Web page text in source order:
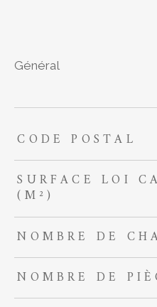
général
CODE POSTAL
SURFACE LOI
(M²)
NOMBRE DE
NOMBRE DE